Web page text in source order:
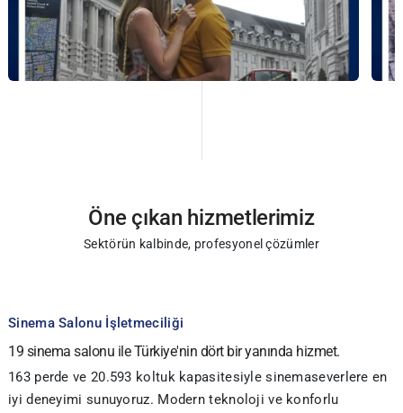
Öne çıkan hizmetlerimiz
Sektörün kalbinde, profesyonel çözümler
Sinema Salonu İşletmeciliği
19 sinema salonu ile Türkiye'nin dört bir yanında hizmet.
163 perde ve 20.593 koltuk kapasitesiyle sinemaseverlere en
iyi deneyimi sunuyoruz. Modern teknoloji ve konforlu